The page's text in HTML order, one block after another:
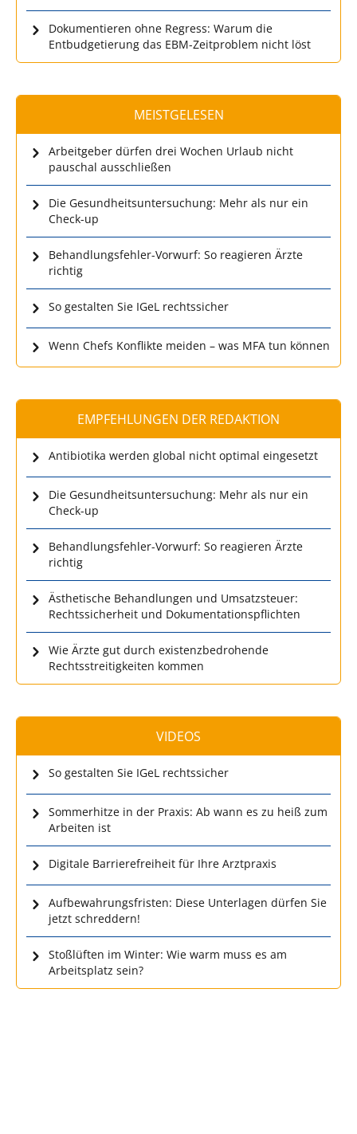
Dokumentieren ohne Regress: Warum die
Entbudgetierung das EBM-Zeitproblem nicht löst
MEISTGELESEN
Arbeitgeber dürfen drei Wochen Urlaub nicht
pauschal ausschließen
Die Gesundheitsuntersuchung: Mehr als nur ein
Check-up
Behandlungsfehler-Vorwurf: So reagieren Ärzte
richtig
So gestalten Sie IGeL rechtssicher
Wenn Chefs Konflikte meiden – was MFA tun können
EMPFEHLUNGEN DER REDAKTION
Antibiotika werden global nicht optimal eingesetzt
Die Gesundheitsuntersuchung: Mehr als nur ein
Check-up
Behandlungsfehler-Vorwurf: So reagieren Ärzte
richtig
Ästhetische Behandlungen und Umsatzsteuer:
Rechtssicherheit und Dokumentationspflichten
Wie Ärzte gut durch existenzbedrohende
Rechtsstreitigkeiten kommen
VIDEOS
So gestalten Sie IGeL rechtssicher
Sommerhitze in der Praxis: Ab wann es zu heiß zum
Arbeiten ist
Digitale Barrierefreiheit für Ihre Arztpraxis
Aufbewahrungsfristen: Diese Unterlagen dürfen Sie
jetzt schreddern!
Stoßlüften im Winter: Wie warm muss es am
Arbeitsplatz sein?